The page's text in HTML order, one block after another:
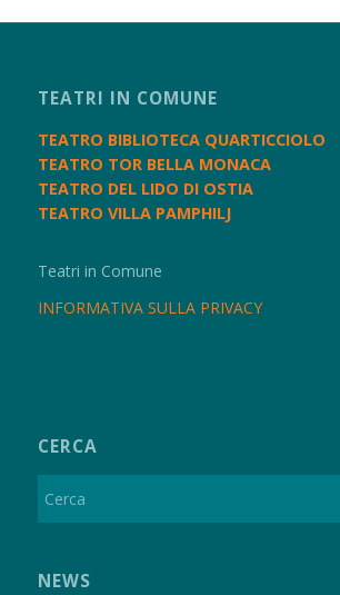
TEATRI IN COMUNE
TEATRO BIBLIOTECA QUARTICCIOLO
TEATRO TOR BELLA MONACA
TEATRO DEL LIDO DI OSTIA
TEATRO VILLA PAMPHILJ
Teatri in Comune
INFORMATIVA SULLA PRIVACY
CERCA
NEWS